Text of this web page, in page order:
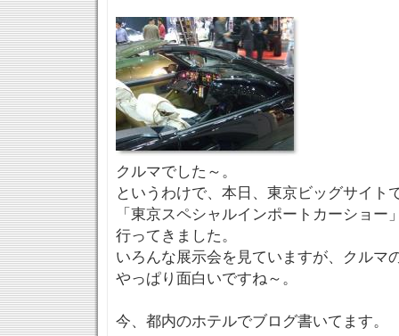
クルマでした～。
というわけで、本日、東京ビッグサイト
「東京スペシャルインポートカーショー
行ってきました。
いろんな展示会を見ていますが、クルマ
やっぱり面白いですね～。
今、都内のホテルでブログ書いてます。